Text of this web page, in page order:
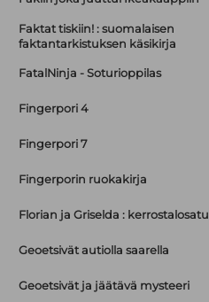
Faktat tiskiin! : suomalaisen
faktantarkistuksen käsikirja
FatalNinja - Soturioppilas
Fingerpori 4
Fingerpori 7
Fingerporin ruokakirja
Florian ja Griselda : kerrostalosatu
Geoetsivät autiolla saarella
Geoetsivät ja jäätävä mysteeri